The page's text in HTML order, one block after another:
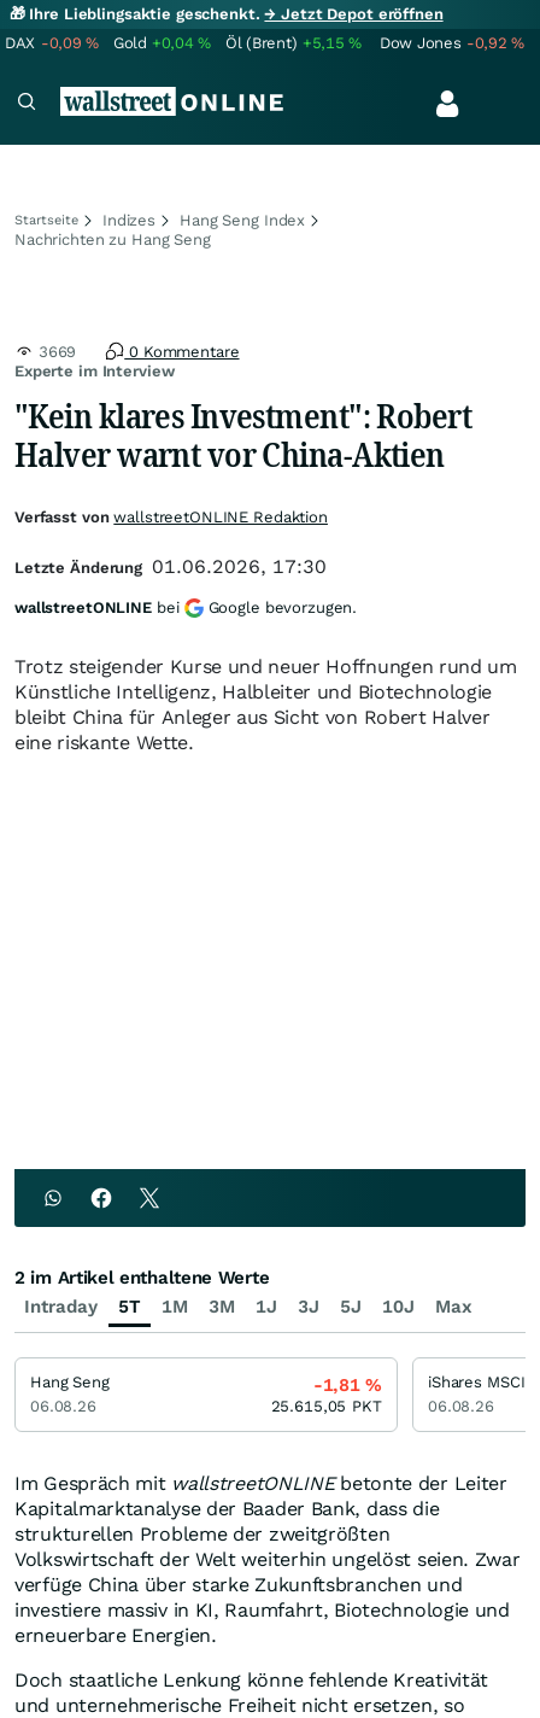
🎁 Ihre Lieblingsaktie geschenkt.→ Jetzt Depot eröffnen
DAX -0,09% Gold +0,04% Öl (Brent) +5,15% Dow Jones -0,92%
Startseite Indizes
Hang Seng Index
Nachrichten zu Hang Seng
Experte im Interview
3669 0 Kommentare
"Kein klares Investment": Robert
Halver warnt vor China-Aktien
Trotz steigender Kurse und neuer Hoffnungen rund um
Künstliche Intelligenz, Halbleiter und Biotechnologie
bleibt China für Anleger aus Sicht von Robert Halver
eine riskante Wette.
Im Gespräch mit wallstreetONLINEbetonte der Leiter
Kapitalmarktanalyse der Baader Bank, dass die
strukturellen Probleme der zweitgrößten
Volkswirtschaft der Welt weiterhin ungelöst seien. Zwar
verfüge China über starke Zukunftsbranchen und
investiere massiv in KI, Raumfahrt, Biotechnologie und
erneuerbare Energien.
Doch staatliche Lenkung könne fehlende Kreativität
und unternehmerische Freiheit nicht ersetzen, so
Verfasst vonwallstreetONLINE Redaktion
Letzte Änderung 01.06.2026, 17:30
wallstreetONLINE bei Google bevorzugen.
Intraday 5T 1M 3M 1J 3J 5J 10J Max
2 im Artikel enthaltene Werte
Hang Seng
06.08.26
-1,81%
25.615,05 PKT 06.08.26